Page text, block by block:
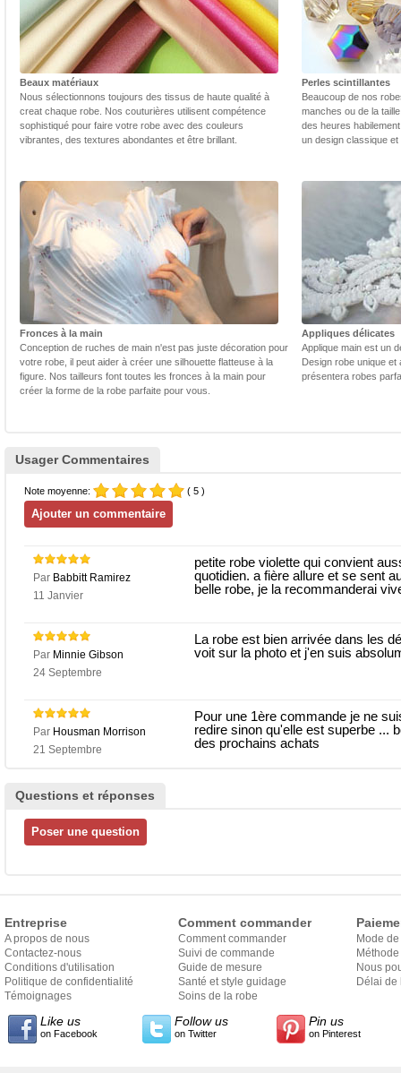
Beaux matériaux
Nous sélectionnons toujours des tissus de haute qualité à
creat chaque robe. Nos couturières utilisent compétence
sophistiqué pour faire votre robe avec des couleurs
vibrantes, des textures abondantes et être brillant.
Perles scintillantes
Beaucoup de nos
manches ou de la
des heures
un design classique
Fronces à la main
Conception de ruches de main n'est pas juste décoration pour
votre robe, il peut aider à créer une silhouette flatteuse à la
figure. Nos tailleurs font toutes les fronces à la main pour
créer la forme de la robe parfaite pour vous.
Appliques délicates
Applique main est un
Design robe unique et
présentera robes
Usager Commentaires
Note moyenne: ( 5 )
Par Babbitt Ramirez
11 Janvier
petite robe violette qui convient
quotidien. a fière allure et se sent
belle robe, je la recommanderai
Par Minnie Gibson
24 Septembre
La robe est bien arrivée dans les
voit sur la photo et j'en suis
Par Housman Morrison
21 Septembre
Pour une 1ère commande je ne
redire sinon qu'elle est superbe ...
des prochains achats
Questions et réponses
Entreprise
A propos de nous
Contactez-nous
Conditions d'utilisation
Politique de confidentialité
Témoignages
Comment commander
Comment commander
Suivi de commande
Guide de mesure
Santé et style guidage
Soins de la robe
Mode
Nous
Délai de
Like us
on Facebook
Follow us
on Twitter
Pin us
on Pinterest